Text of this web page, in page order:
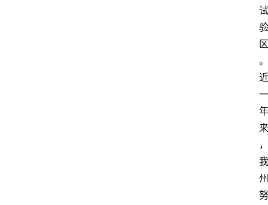
试
验
区
。
近
一
年
来
，
我
州
努